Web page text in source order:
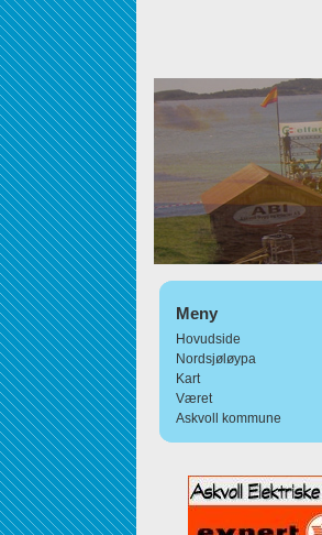
Meny
Hovudside
Nordsjøløypa
Kart
Været
Askvoll kommune